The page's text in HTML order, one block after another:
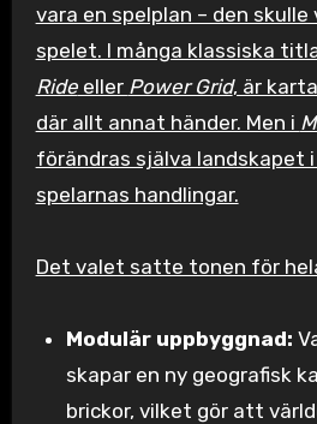
vara en spelplan – den
spelet. I många klassiska
Rideeller Power Grid, är
där allt annat händer. Men i
förändras själva landskapet
spelarnas handlingar.
Det valet satte tonen för
Modulär uppbyggnad:
skapar en ny geografisk
brickor, vilket gör att